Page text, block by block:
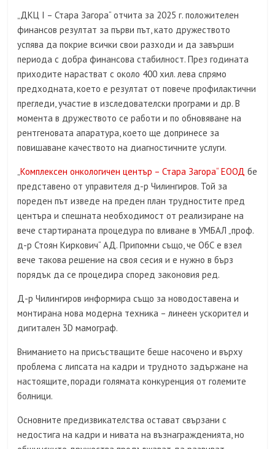
„ДКЦ I – Стара Загора“ отчита за 2025 г. положителен
финансов резултат за първи път, като дружеството
успява да покрие всички свои разходи и да завърши
периода с добра финансова стабилност. През годината
приходите нарастват с около 400 хил. лева спрямо
предходната, което е резултат от повече профилактични
прегледи, участие в изследователски програми и др. В
момента в дружеството се работи и по обновяване на
рентгеновата апаратура, което ще допринесе за
повишаване качеството на диагностичните услуги.
„Комплексен онкологичен център – Стара Загора“ ЕООД бе
представено от управителя д-р Чилингиров. Той за
пореден път изведе на преден план трудностите пред
центъра и спешната необходимост от реализиране на
вече стартираната процедура по вливане в УМБАЛ „проф.
д-р Стоян Киркович“ АД. Припомни също, че ОбС е взел
вече такова решение на своя сесия и е нужно в бърз
порядък да се процедира според законовия ред.
Д-р Чилингиров информира също за новодоставена и
монтирана нова модерна техника – линеен ускорител и
дигитален 3D мамограф.
Вниманието на присъстващите беше насочено и върху
проблема с липсата на кадри и трудното задържане на
настоящите, поради голямата конкуренция от големите
болници.
Основните предизвикателства остават свързани с
недостига на кадри и нивата на възнагражденията, но